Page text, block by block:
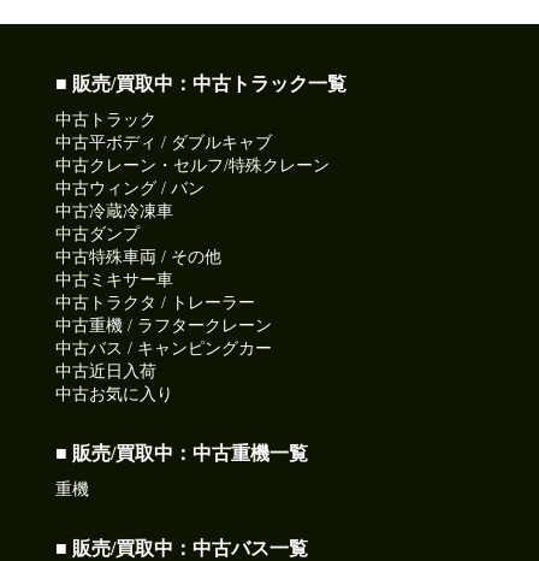
■ 販売/買取中：中古トラック一覧
中古トラック
中古平ボディ / ダブルキャブ
中古クレーン・セルフ/特殊クレーン
中古ウィング / バン
中古冷蔵冷凍車
中古ダンプ
中古特殊車両 / その他
中古ミキサー車
中古トラクタ / トレーラー
中古重機 / ラフタークレーン
中古バス / キャンピングカー
中古近日入荷
中古お気に入り
■ 販売/買取中：中古重機一覧
重機
■ 販売/買取中：中古バス一覧